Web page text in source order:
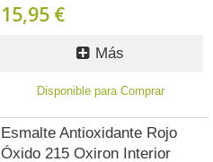
15,95 €
Más
Disponible para Comprar
Esmalte Antioxidante Rojo
Óxido 215 Oxiron Interior